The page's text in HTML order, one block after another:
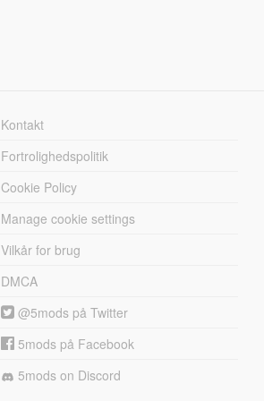
Kontakt
Fortrolighedspolitik
Cookie Policy
Manage cookie settings
Vilkår for brug
DMCA
@5mods på Twitter
5mods på Facebook
5mods on Discord